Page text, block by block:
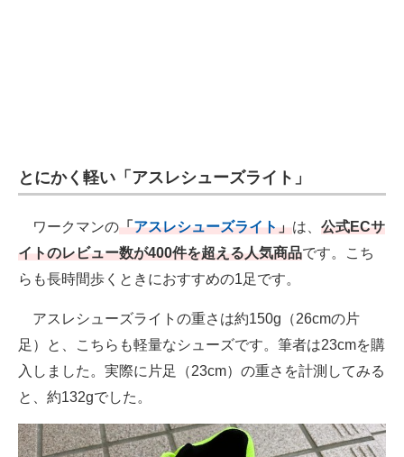
とにかく軽い「アスレシューズライト」
ワークマンの「アスレシューズライト」は、 公式ECサ
イトのレビュー数が400件を超える人気商品です。こち
らも長時間歩くときにおすすめの1足です。
アスレシューズライトの重さは約150g（26cmの片
足）と、こちらも軽量なシューズです。筆者は23cmを購
入しました。実際に片足（23cm）の重さを計測してみる
と、約132gでした。